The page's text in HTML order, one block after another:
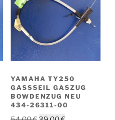
YAMAHA TY250
GASSSEIL GASZUG
BOWDENZUG NEU
434-26311-00